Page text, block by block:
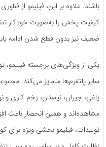
باشند. علاوه بر این، فیلیمو از
کیفیت پخش را به‌صورت خودکار
ضعیف نیز بدون قطع شدن ادامه
یکی از ویژگی‌های برجسته
سایر پلتفرم‌ها متمایز می‌کند.
یاغی، جیران، نیستان، زخم کاری و
مشاهده‌اند و همین انحصار باعث
تولیدات، فیلیمو بخشی ویژه برای